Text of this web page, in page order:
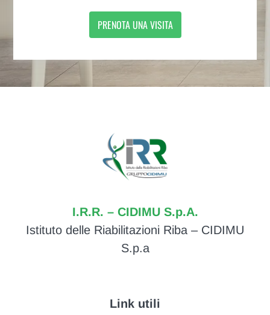
PRENOTA UNA VISITA
I.R.R. – CIDIMU S.p.A.
Istituto delle Riabilitazioni Riba – CIDIMU
S.p.a
Link utili